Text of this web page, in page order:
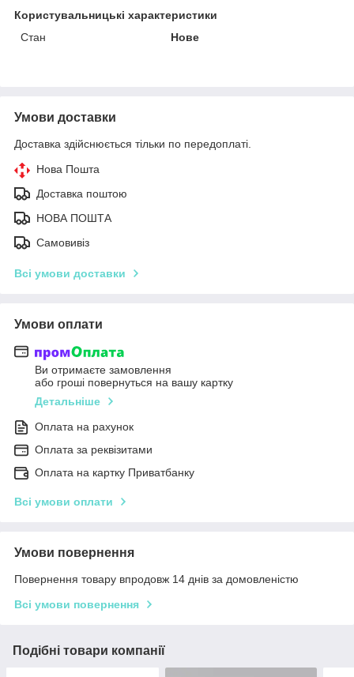
Користувальницькі характеристики
Стан
Нове
Умови доставки
Доставка здійснюється тільки по передоплаті.
Нова Пошта
Доставка поштою
НОВА ПОШТА
Самовивіз
Всі умови доставки
Умови оплати
Ви отримаєте замовлення
або гроші повернуться на вашу картку
Детальніше
Оплата на рахунок
Оплата за реквізитами
Оплата на картку Приватбанку
Всі умови оплати
Умови повернення
Повернення товару впродовж 14 днів за домовленістю
Всі умови повернення
Подібні товари компанії